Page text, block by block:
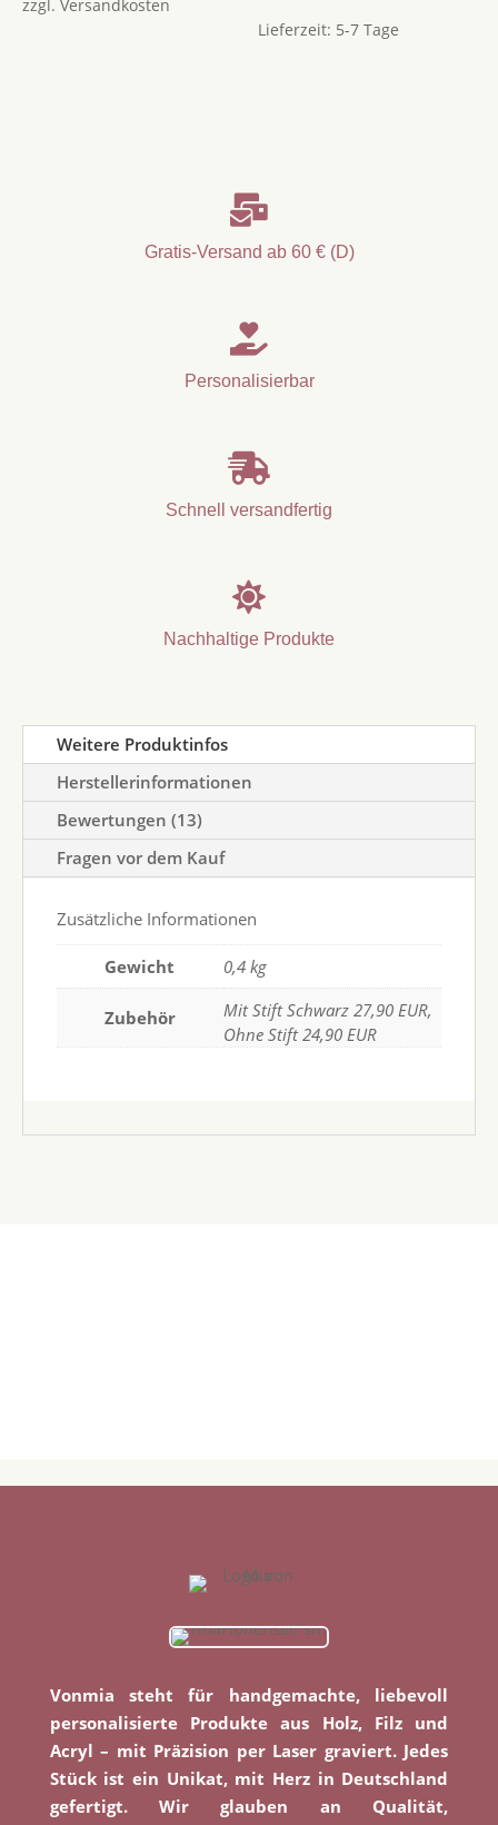
5,95 €4,05 €.
zzgl. Versandkosten
Lieferzeit: 5-7 Tage

Gratis-Versand ab 60 € (D)

Personalisierbar

Schnell versandfertig

Nachhaltige Produkte
Weitere Produktinfos
Herstellerinformationen
Bewertungen (13)
Fragen vor dem Kauf
Zusätzliche Informationen
Gewicht 0,4 kg
Zubehör
Mit Stift Schwarz 27,90 EUR,
Ohne Stift 24,90 EUR
Vonmia steht für handgemachte, liebevoll
personalisierte Produkte aus Holz, Filz und
Acryl – mit Präzision per Laser graviert. Jedes
Stück ist ein Unikat, mit Herz in Deutschland
gefertigt. Wir glauben an Qualität,